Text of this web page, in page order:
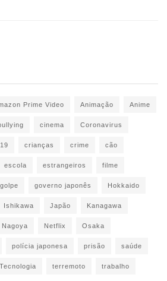
Prime Video Animação Anime
cinema Coronavirus
crianças crime cão
escola estrangeiros filme
golpe governo japonês Hokkaido
Ishikawa Japão Kanagawa
Nagoya Netflix Osaka
polícia japonesa prisão saúde
Tecnologia terremoto trabalho